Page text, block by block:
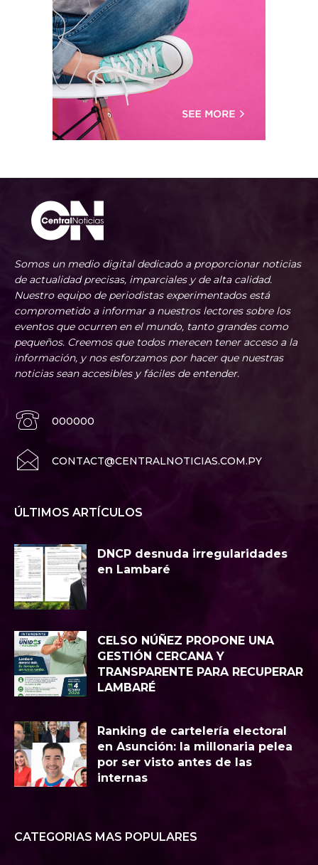
Somos un medio digital dedicado a proporcionar noticias
de actualidad precisas, imparciales y de alta calidad.
Nuestro equipo de periodistas experimentados está
comprometido a informar a nuestros lectores sobre los
eventos que ocurren en el mundo, tanto grandes como
pequeños. Creemos que todos merecen tener acceso a la
información, y nos esforzamos por hacer que nuestras
noticias sean accesibles y fáciles de entender.
000000
CONTACT@CENTRALNOTICIAS.COM.PY
ÚLTIMOS ARTÍCULOS
DNCP desnuda irregularidades
en Lambaré
CELSO NÚÑEZ PROPONE UNA
GESTIÓN CERCANA Y
TRANSPARENTE PARA RECUPERAR
LAMBARÉ
Ranking de cartelería electoral
en Asunción: la millonaria pelea
por ser visto antes de las
internas
CATEGORIAS MAS POPULARES